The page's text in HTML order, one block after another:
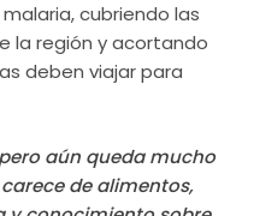
cubriendo las
la región y acortando
deben viajar para
aún queda mucho
de alimentos,